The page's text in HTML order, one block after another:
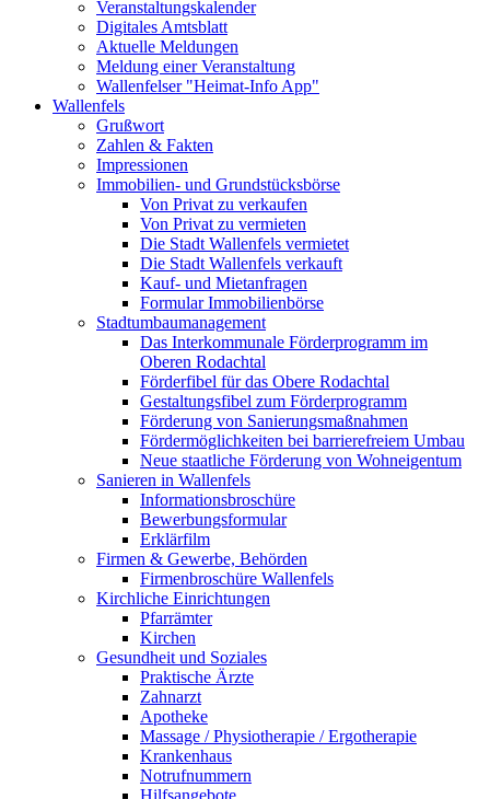
Veranstaltungskalender
Digitales Amtsblatt
Aktuelle Meldungen
Meldung einer Veranstaltung
Wallenfelser "Heimat-Info App"
Wallenfels
Grußwort
Zahlen & Fakten
Impressionen
Immobilien- und Grundstücksbörse
Von Privat zu verkaufen
Von Privat zu vermieten
Die Stadt Wallenfels vermietet
Die Stadt Wallenfels verkauft
Kauf- und Mietanfragen
Formular Immobilienbörse
Stadtumbaumanagement
Das Interkommunale Förderprogramm im
Oberen Rodachtal
Förderfibel für das Obere Rodachtal
Gestaltungsfibel zum Förderprogramm
Förderung von Sanierungsmaßnahmen
Fördermöglichkeiten bei barrierefreiem Umbau
Neue staatliche Förderung von Wohneigentum
Sanieren in Wallenfels
Informationsbroschüre
Bewerbungsformular
Erklärfilm
Firmen & Gewerbe, Behörden
Firmenbroschüre Wallenfels
Kirchliche Einrichtungen
Pfarrämter
Kirchen
Gesundheit und Soziales
Praktische Ärzte
Zahnarzt
Apotheke
Massage / Physiotherapie / Ergotherapie
Krankenhaus
Notrufnummern
Hilfsangebote